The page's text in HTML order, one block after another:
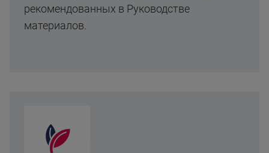
рекомендованных в Руководстве
материалов.